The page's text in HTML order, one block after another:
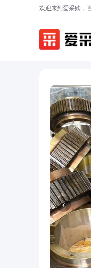
欢迎来到爱采购，
‹